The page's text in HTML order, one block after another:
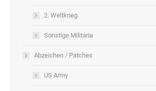
2. Weltkrieg
Sonstige Militaria
Abzeichen / Patches
US Army